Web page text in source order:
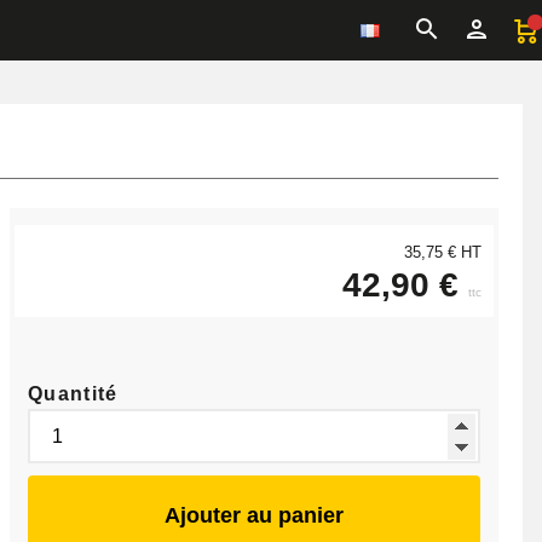
35,75 € HT
42,90 € ttc
Quantité
Ajouter au panier